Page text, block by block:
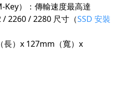
Key）：傳輸速度最高達
2260 / 2280 尺寸（SSD 安裝
長）x 127mm（寬）x